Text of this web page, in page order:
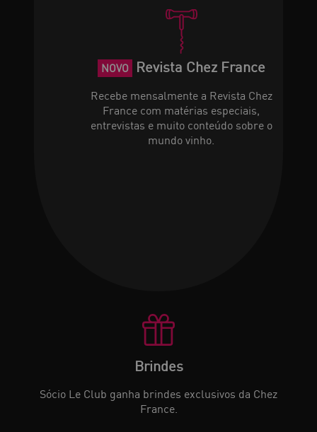
NOVO Revista Chez France
Recebe mensalmente a Revista Chez
France com matérias especiais,
entrevistas e muito conteúdo sobre o
mundo vinho.
Brindes
Sócio Le Club ganha brindes exclusivos da Chez
France.